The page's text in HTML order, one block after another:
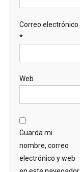
Correo electrónico
*
Web
Guarda mi
nombre, correo
electrónico y web